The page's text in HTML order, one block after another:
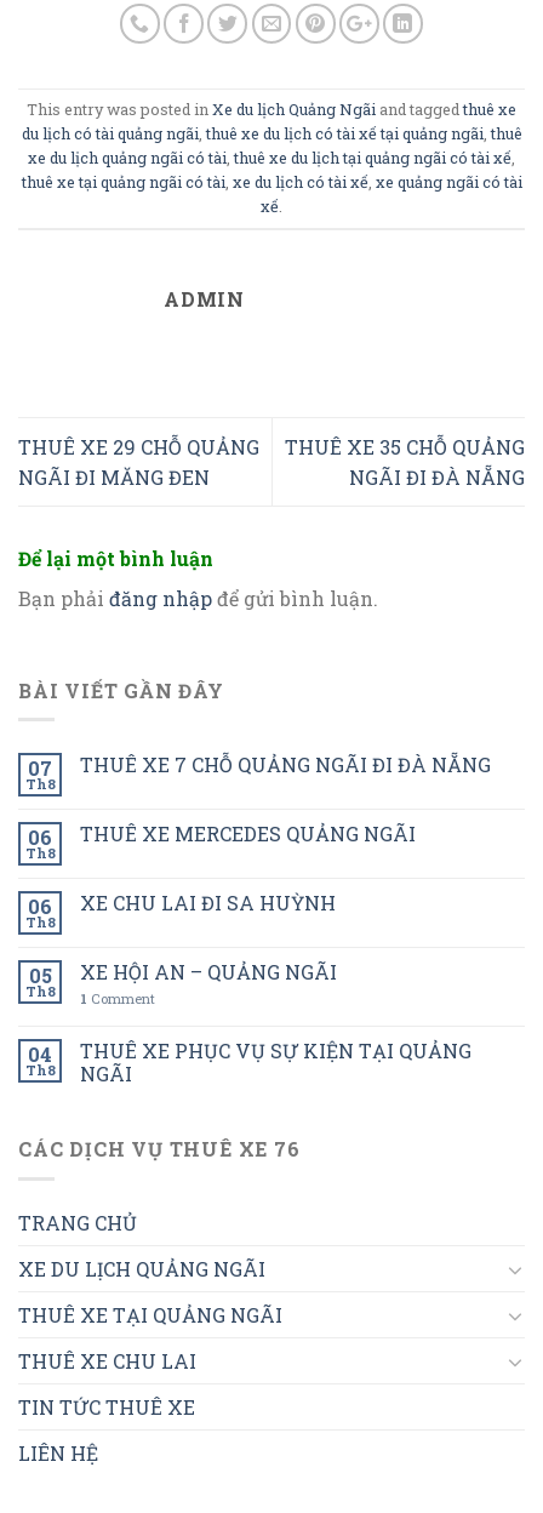
This entry was posted in Xe du lịch Quảng Ngãi and taggedthuê xe
du lịch có tài quảng ngãi ,thuê xe du lịch có tài xế tại quảng ngãi ,thuê
xe du lịch quảng ngãi có tài ,thuê xe du lịch tại quảng ngãi có tài xế
thuê xe tại quảng ngãi có tài xe du lịch có tài xế xe quảng ngãi có tài
xế
ADMIN
THUÊ XE 29 CHỖ QUẢNG
NGÃI ĐI MĂNG ĐEN
THUÊ XE 35 CHỖ QUẢNG
NGÃI ĐI ĐÀ NẴNG
Để lại một bình luận
Bạn phải đăng nhậpđể gửi bình luận.
BÀI VIẾT GẦN ĐÂY
07
Th8
THUÊ XE 7 CHỖ QUẢNG NGÃI ĐI ĐÀ NẴNG
06
Th8
THUÊ XE MERCEDES QUẢNG NGÃI
06
Th8
XE CHU LAI ĐI SA HUỲNH
05
Th8
XE HỘI AN – QUẢNG NGÃI
1 Comment
04
Th8
THUÊ XE PHỤC VỤ SỰ KIỆN TẠI QUẢNG
NGÃI
CÁC DỊCH VỤ THUÊ XE 76
TRANG CHỦ
XE DU LỊCH QUẢNG NGÃI
THUÊ XE TẠI QUẢNG NGÃI
THUÊ XE CHU LAI
TIN TỨC THUÊ XE
LIÊN HỆ